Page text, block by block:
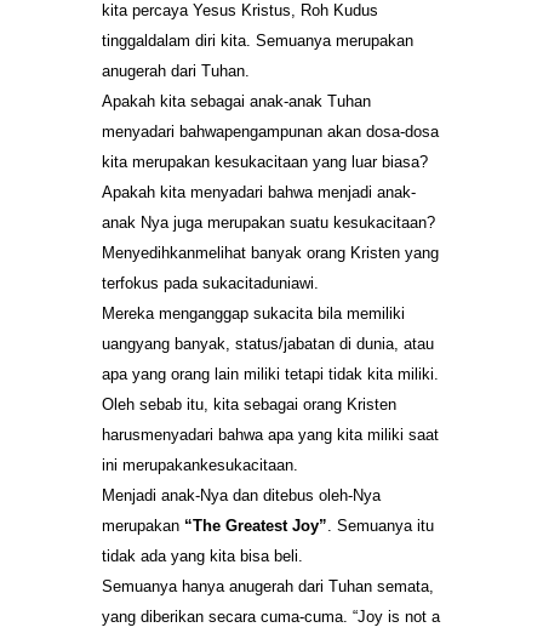
kita percaya Yesus Kristus, Roh Kudus
tinggaldalam diri kita. Semuanya merupakan
anugerah dari Tuhan.
Apakah kita sebagai anak-anak Tuhan
menyadari bahwapengampunan akan dosa-dosa
kita merupakan kesukacitaan yang luar biasa?
Apakah kita menyadari bahwa menjadi anak-
anak Nya juga merupakan suatu kesukacitaan?
Menyedihkanmelihat banyak orang Kristen yang
terfokus pada sukacitaduniawi.
Mereka menganggap sukacita bila memiliki
uangyang banyak, status/jabatan di dunia, atau
apa yang orang lain miliki tetapi tidak kita miliki.
Oleh sebab itu, kita sebagai orang Kristen
harusmenyadari bahwa apa yang kita miliki saat
ini merupakankesukacitaan.
Menjadi anak-Nya dan ditebus oleh-Nya
merupakan “The Greatest Joy”. Semuanya itu
tidak ada yang kita bisa beli.
Semuanya hanya anugerah dari Tuhan semata,
yang diberikan secara cuma-cuma. “Joy is not a